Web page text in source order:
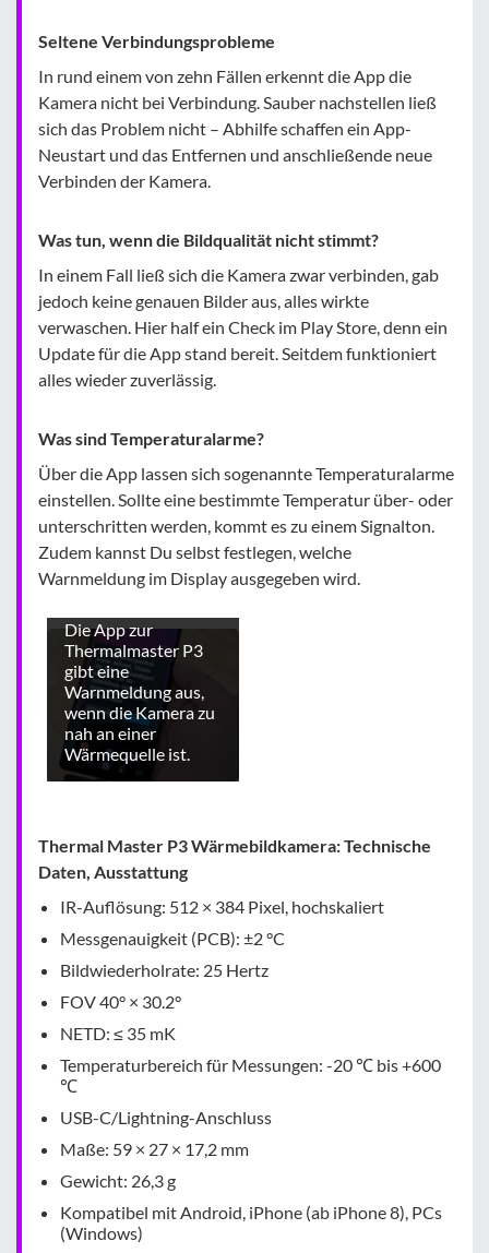
Seltene Verbindungsprobleme
In rund einem von zehn Fällen erkennt die App die
Kamera nicht bei Verbindung. Sauber nachstellen ließ
sich das Problem nicht – Abhilfe schaffen ein App-
Neustart und das Entfernen und anschließende neue
Verbinden der Kamera.
Was tun, wenn die Bildqualität nicht stimmt?
In einem Fall ließ sich die Kamera zwar verbinden, gab
jedoch keine genauen Bilder aus, alles wirkte
verwaschen. Hier half ein Check im Play Store, denn ein
Update für die App stand bereit. Seitdem funktioniert
alles wieder zuverlässig.
Was sind Temperaturalarme?
Über die App lassen sich sogenannte Temperaturalarme
einstellen. Sollte eine bestimmte Temperatur über- oder
unterschritten werden, kommt es zu einem Signalton.
Zudem kannst Du selbst festlegen, welche
Warnmeldung im Display ausgegeben wird.
Die App zur
Thermalmaster P3
gibt eine
Warnmeldung aus,
wenn die Kamera zu
nah an einer
Wärmequelle ist.
Thermal Master P3 Wärmebildkamera: Technische
Daten, Ausstattung
IR-Auflösung: 512 × 384 Pixel, hochskaliert
Messgenauigkeit (PCB): ±2 °C
Bildwiederholrate: 25 Hertz
FOV 40° × 30.2°
NETD: ≤ 35 mK
Temperaturbereich für Messungen: -20 ℃ bis +600
℃
USB-C/Lightning-Anschluss
Maße: 59 × 27 × 17,2 mm
Gewicht: 26,3 g
Kompatibel mit Android, iPhone (ab iPhone 8), PCs
(Windows)